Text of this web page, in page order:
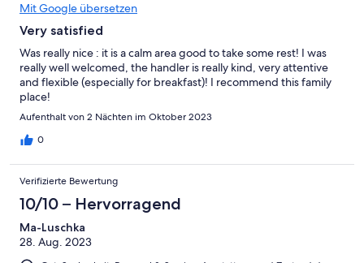
Mit Google übersetzen
Very satisfied
Was really nice : it is a calm area good to take some rest! I was
really well welcomed, the handler is really kind, very attentive
and flexible (especially for breakfast)! I recommend this family
place!
Aufenthalt von 2 Nächten im Oktober 2023
0
Verifizierte Bewertung
10/10 – Hervorragend
Ma-Luschka
28. Aug. 2023